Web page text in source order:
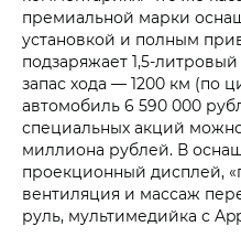
премиальной марки
установкой и полным
подзаряжает 1,5-
запас хода — 1200 км (по
автомобиль 6 590 000
специальных акций
миллиона рублей. В
проекционный дисплей,
вентиляция и массаж
руль, мультимедийка с